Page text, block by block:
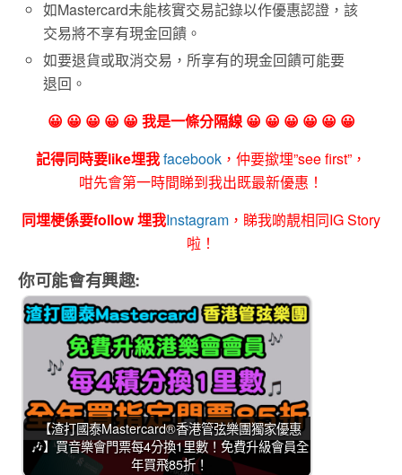
如Mastercard未能核實交易記錄以作優惠認證，該
交易將不享有現金回饋。
如要退貨或取消交易，所享有的現金回饋可能要
退回。
😀 😀 😀 😀 😀 我是一條分隔線 😀 😀 😀 😀 😀 😀
記得同時要like埋我facebook ，仲要撳埋”see first”，
咁先會第一時間睇到我出既最新優惠！
同埋梗係要follow 埋我Instagram ，睇我啲靚相同IG Story
啦！
你可能會有興趣:
【渣打國泰Mastercard®香港管弦樂團獨家優惠
🎶】買音樂會門票每4分換1里數！免費升級會員全
年買飛85折！